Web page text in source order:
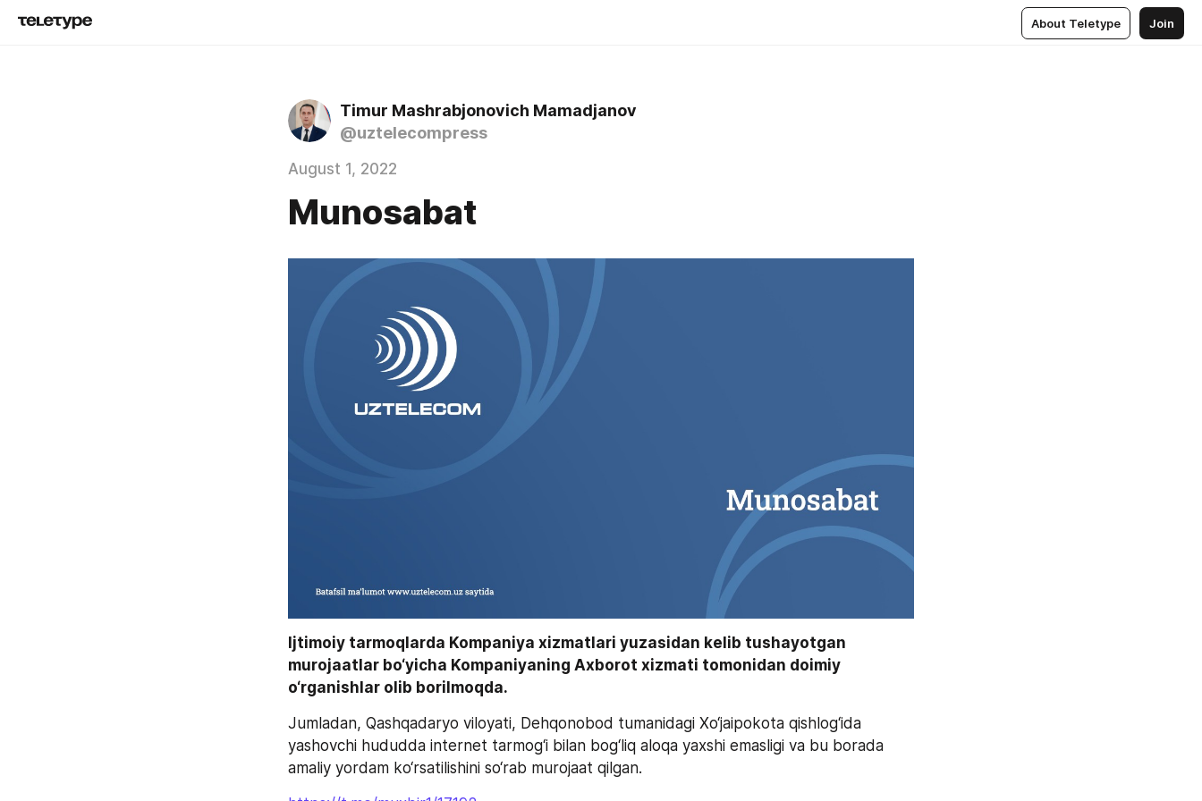
About Teletype Join
Timur Mashrabjonovich Mamadjanov
@uztelecompress
August 1, 2022
Munosabat
Ijtimoiy tarmoqlarda Kompaniya xizmatlari yuzasidan kelib tushayotgan
murojaatlar bo‘yicha Kompaniyaning Axborot xizmati tomonidan doimiy
o‘rganishlar olib borilmoqda.
Jumladan, Qashqadaryo viloyati, Dehqonobod tumanidagi Xo‘jaipokota qishlog‘ida
yashovchi hududda internet tarmog‘i bilan bog‘liq aloqa yaxshi emasligi va bu borada
amaliy yordam ko‘rsatilishini so‘rab murojaat qilgan.